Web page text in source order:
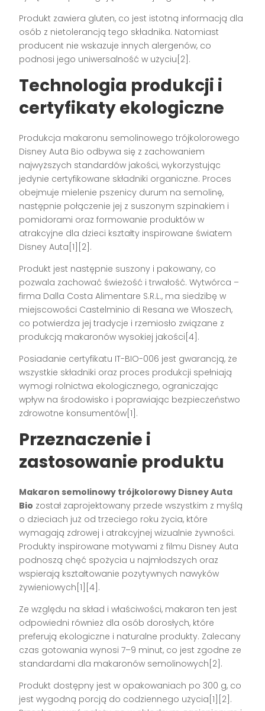
Produkt zawiera gluten, co jest istotną informacją dla
osób z nietolerancją tego składnika. Natomiast
producent nie wskazuje innych alergenów, co
podnosi jego uniwersalność w użyciu[2].
Technologia produkcji i
certyfikaty ekologiczne
Produkcja makaronu semolinowego trójkolorowego
Disney Auta Bio odbywa się z zachowaniem
najwyższych standardów jakości, wykorzystując
jedynie certyfikowane składniki organiczne. Proces
obejmuje mielenie pszenicy durum na semolinę,
następnie połączenie jej z suszonym szpinakiem i
pomidorami oraz formowanie produktów w
atrakcyjne dla dzieci kształty inspirowane światem
Disney Auta[1][2].
Produkt jest następnie suszony i pakowany, co
pozwala zachować świeżość i trwałość. Wytwórca –
firma Dalla Costa Alimentare S.R.L., ma siedzibę w
miejscowości Castelminio di Resana we Włoszech,
co potwierdza jej tradycje i rzemiosło związane z
produkcją makaronów wysokiej jakości[4].
Posiadanie certyfikatu IT-BIO-006 jest gwarancją, że
wszystkie składniki oraz proces produkcji spełniają
wymogi rolnictwa ekologicznego, ograniczając
wpływ na środowisko i poprawiając bezpieczeństwo
zdrowotne konsumentów[1].
Przeznaczenie i
zastosowanie produktu
Makaron semolinowy trójkolorowy Disney Auta
Bio został zaprojektowany przede wszystkim z myślą
o dzieciach już od trzeciego roku życia, które
wymagają zdrowej i atrakcyjnej wizualnie żywności.
Produkty inspirowane motywami z filmu Disney Auta
podnoszą chęć spożycia u najmłodszych oraz
wspierają kształtowanie pozytywnych nawyków
żywieniowych[1][4].
Ze względu na skład i właściwości, makaron ten jest
odpowiedni również dla osób dorosłych, które
preferują ekologiczne i naturalne produkty. Zalecany
czas gotowania wynosi 7–9 minut, co jest zgodne ze
standardami dla makaronów semolinowych[2].
Produkt dostępny jest w opakowaniach po 300 g, co
jest wygodną porcją do codziennego użycia[1][2].